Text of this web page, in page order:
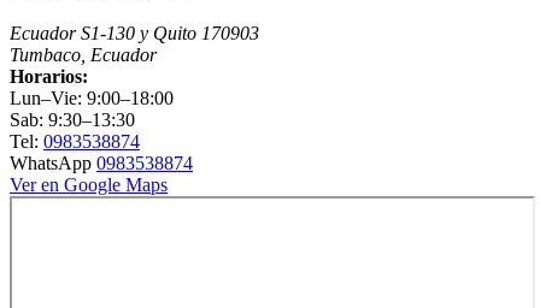
Ecuador S1-130 y Quito 170903
Tumbaco, Ecuador
Horarios:
Lun–Vie: 9:00–18:00
Sab: 9:30–13:30
Tel: 0983538874
WhatsApp 0983538874
Ver en Google Maps